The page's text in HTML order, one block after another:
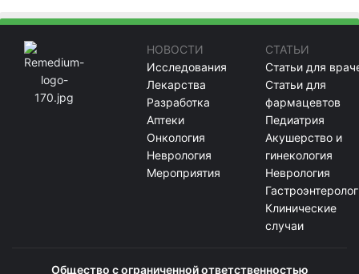
НОВОСТИ
Исследования
Лекарства
Разработка
Аптеки
Онкология
Неврология
Мероприятия
СТАТЬИ
Статьи для
Статьи для
фармацевтов
Педиатрия
Акушерство и
гинекология
Неврология
Клинические
случаи
Общество с ограниченной ответственностью